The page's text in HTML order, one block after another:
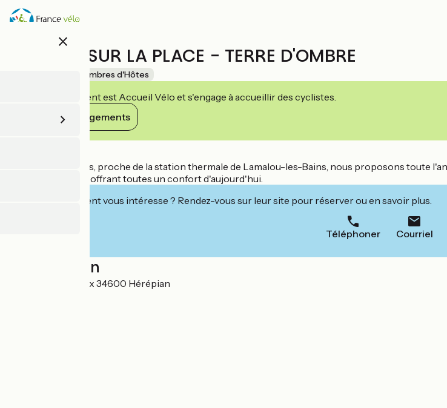
Aller
au
close
DES LITS SUR LA PLACE - TERRE D'OMBRE
Chambres d'Hôtes
Cet établissement est Accueil Vélo et s'engage à accueillir des cyclistes.
Voir ses engagements
Au nord de Béziers, proche de la station thermale de Lamalou-les-Bains, nous proposons toute
de caractère mais offrant toutes un confort d'aujourd'hui.
Cet établissement vous intéresse ? Rendez-vous sur leur site pour réserver ou en savoir plus.
Téléphoner Courriel
Localisation
12 Place de la Croix 34600 Hérépian